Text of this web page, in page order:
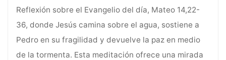
Reflexión sobre el Evangelio del día, Mateo 14,22-
36, donde Jesús camina sobre el agua, sostiene a
Pedro en su fragilidad y devuelve la paz en medio
de la tormenta. Esta meditación ofrece una mirada